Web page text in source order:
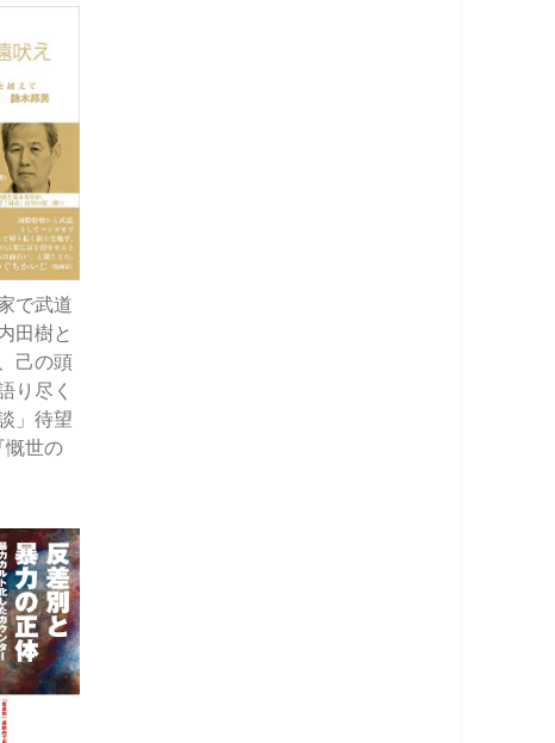
で武道
田樹と
己の頭
り尽く
」待望
慨世の